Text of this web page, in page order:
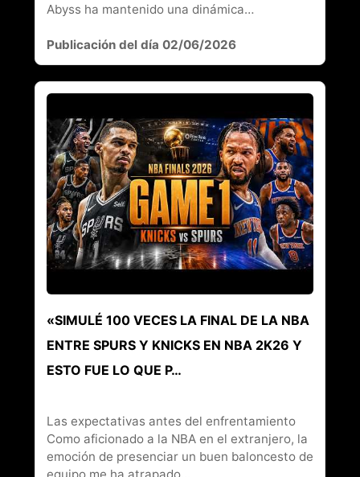
Abyss ha mantenido una dinámica…
Publicación del día 02/06/2026
«SIMULÉ 100 VECES LA FINAL DE LA NBA
ENTRE SPURS Y KNICKS EN NBA 2K26 Y
ESTO FUE LO QUE P…
Las expectativas antes del enfrentamiento
Como aficionado a la NBA en el extranjero, la
emoción de presenciar un buen baloncesto de